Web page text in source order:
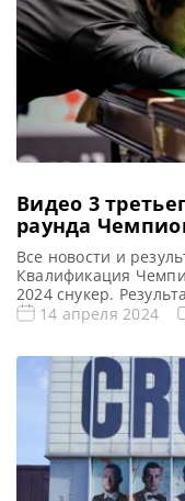
Видео 3
раунда
Все новости и
Квалификация
2024 снукер.
трансляций
не смогли
рейтингового
2024 (Чемпионат
14 апреля 2024